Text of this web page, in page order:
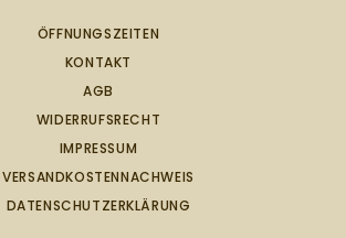
ÖFFNUNGSZEITEN
KONTAKT
AGB
WIDERRUFSRECHT
IMPRESSUM
VERSANDKOSTENNACHWEIS
DATENSCHUTZERKLÄRUNG